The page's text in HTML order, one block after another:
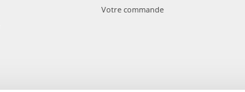
Votre commande